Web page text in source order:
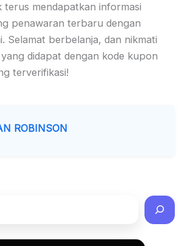
terus mendapatkan informasi
penawaran terbaru dengan
Selamat berbelanja, dan nikmati
didapat dengan kode kupon
terverifikasi!
ROBINSON